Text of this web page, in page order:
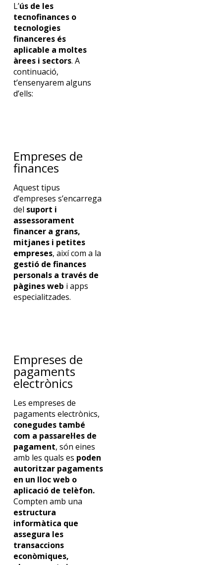
L’ús de les
tecnofinanceso
tecnologies
financeres és
aplicable a moltes
àrees i sectors. A
continuació,
t’ensenyarem alguns
d’ells:
Empreses de
finances
Aquest tipus
d’empreses s’encarrega
del suport i
assessorament
financer a grans,
mitjanes i petites
empreses, així com a la
gestió de finances
personals a través de
pàgines web i apps
especialitzades.
Empreses de
pagaments
electrònics
Les empreses de
pagaments electrònics,
conegudes també
com a passarel·les de
pagament, són eines
amb les quals es poden
autoritzar pagaments
en un lloc web o
aplicació de telèfon.
Compten amb una
estructura
informàtica que
assegura les
transaccions
econòmiques,